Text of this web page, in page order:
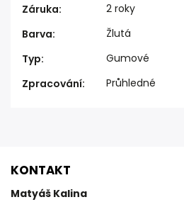
Záruka:
2 roky
Barva:
Žlutá
Typ:
Gumové
Zpracování: Průhledné
KONTAKT
Matyáš Kalina